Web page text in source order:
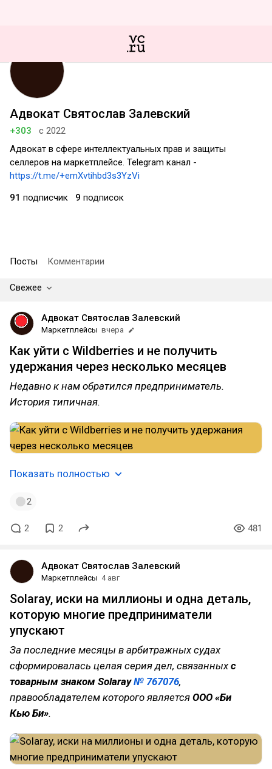
Адвокат Святослав Залевский
+303
с 2022
Адвокат в сфере интеллектуальных прав и защиты
селлеров на маркетплейсе. Telegram канал -
https://t.me/+emXvtihbd3s3YzVi
91 подписчик 9 подписок
Посты Комментарии
Свежее
Адвокат Святослав Залевский
Маркетплейсы вчера
Как уйти с Wildberries и не получить
удержания через несколько месяцев
Недавно к нам обратился предприниматель.
История типичная.
Показать полностью
2
2 2 481
Адвокат Святослав Залевский
Маркетплейсы 4 авг
Solaray, иски на миллионы и одна деталь,
которую многие предприниматели
упускают
За последние месяцы в арбитражных судах
сформировалась целая серия дел, связанныхс
товарным знаком Solaray№ 767076,
правообладателем которого является ООО «Би
Кью Би».